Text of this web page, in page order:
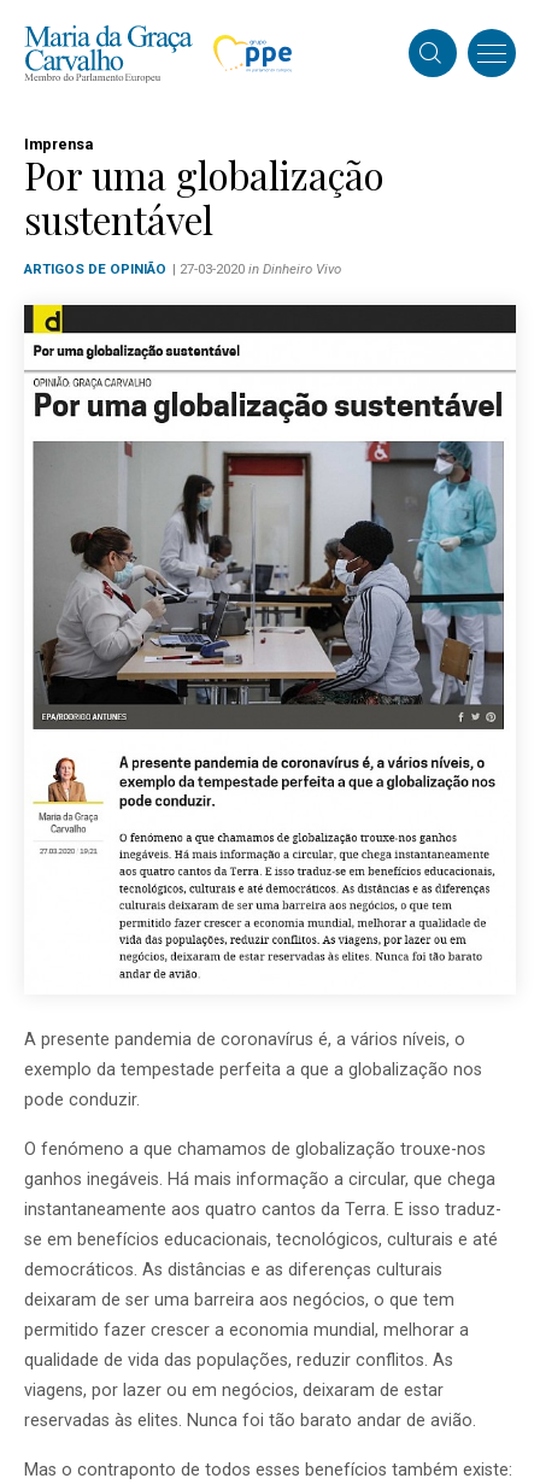
Imprensa
Por uma globalização
sustentável
ARTIGOS DE OPINIÃO | 27-03-2020 in Dinheiro Vivo
A presente pandemia de coronavírus é, a vários níveis, o
exemplo da tempestade perfeita a que a globalização nos
pode conduzir.
O fenómeno a que chamamos de globalização trouxe-nos
ganhos inegáveis. Há mais informação a circular, que chega
instantaneamente aos quatro cantos da Terra. E isso traduz-
se em benefícios educacionais, tecnológicos, culturais e até
democráticos. As distâncias e as diferenças culturais
deixaram de ser uma barreira aos negócios, o que tem
permitido fazer crescer a economia mundial, melhorar a
qualidade de vida das populações, reduzir conflitos. As
viagens, por lazer ou em negócios, deixaram de estar
reservadas às elites. Nunca foi tão barato andar de avião.
Mas o contraponto de todos esses benefícios também existe: